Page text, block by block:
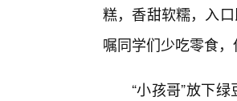
糕，香甜软糯，入
嘱同学们少吃零食
“小孩哥”放下